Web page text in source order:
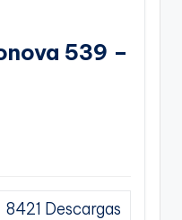
539 –
8421 Descargas